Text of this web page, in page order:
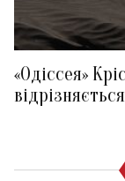
«Одіссея»